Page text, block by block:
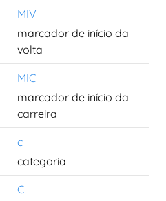
MIV
marcador de início da
volta
MIC
marcador de início da
carreira
c
categoria
C